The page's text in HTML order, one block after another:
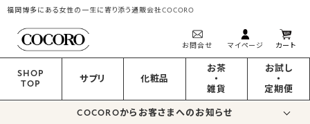
福岡博多にある女性の一生に寄り添う通販会社COCORO
お問合せ マイページ カート
SHOP
TOP
サプリ 化粧品
お茶
・
雑貨
お試し
・
定期便
COCOROからお客さまへのお知らせ